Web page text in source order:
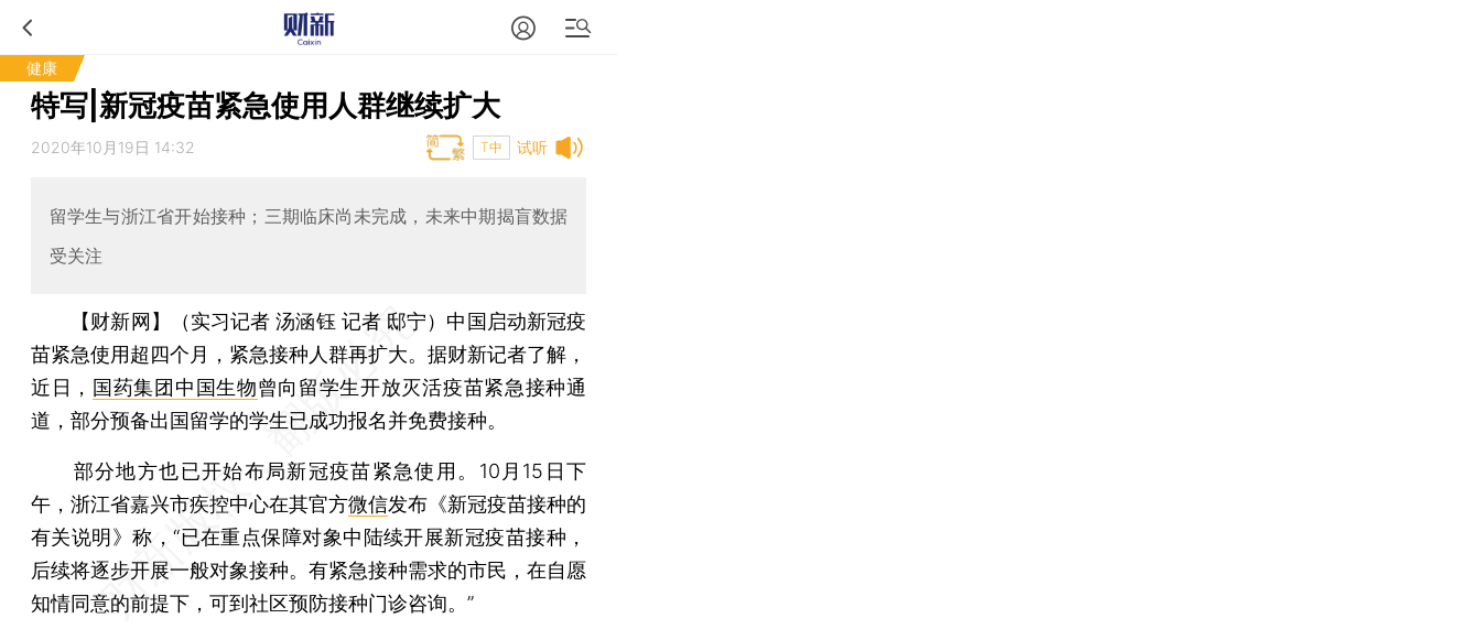
健康
特写|新冠疫苗紧急使用人群继续扩大
试听
2020年10月19日 14:32 T中
留学生与浙江省开始接种；三期临床尚未完成，未来中期揭盲数据
受关注
【财新网】（实习记者 汤涵钰 记者 邸宁） 中国启动新冠疫
苗紧急使用超四个月，紧急接种人群再扩大。据财新记者了解，
近日， 国药集团中国生物曾向留学生开放灭活疫苗紧急接种通
道，部分预备出国留学的学生已成功报名并免费接种。
部分地方也已开始布局新冠疫苗紧急使用。10月15日下
午，浙江省嘉兴市疾控中心在其官方微信发布《新冠疫苗接种的
有关说明》称，“已在重点保障对象中陆续开展新冠疫苗接种，
后续将逐步开展一般对象接种。有紧急接种需求的市民，在自愿
知情同意的前提下，可到社区预防接种门诊咨询。”